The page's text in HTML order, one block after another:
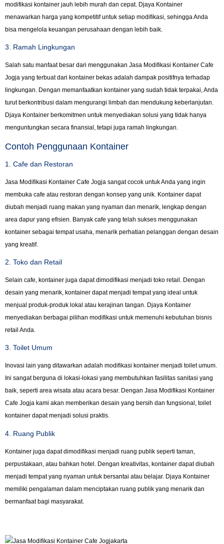
modifikasi kontainer jauh lebih murah dan cepat. Djaya Kontainer
menawarkan harga yang kompetitif untuk setiap modifikasi, sehingga Anda
bisa mengelola keuangan perusahaan dengan lebih baik.
3. Ramah Lingkungan
Salah satu manfaat besar dari menggunakan Jasa Modifikasi Kontainer Cafe
Jogja yang terbuat dari kontainer bekas adalah dampak positifnya terhadap
lingkungan. Dengan memanfaatkan kontainer yang sudah tidak terpakai, Anda
turut berkontribusi dalam mengurangi limbah dan mendukung keberlanjutan.
Djaya Kontainer berkomitmen untuk menyediakan solusi yang tidak hanya
menguntungkan secara finansial, tetapi juga ramah lingkungan.
Contoh Penggunaan Kontainer
1. Cafe dan Restoran
Jasa Modifikasi Kontainer Cafe Jogja sangat cocok untuk Anda yang ingin
membuka cafe atau restoran dengan konsep yang unik. Kontainer dapat
diubah menjadi ruang makan yang nyaman dan menarik, lengkap dengan
area dapur yang efisien. Banyak cafe yang telah sukses menggunakan
kontainer sebagai tempat usaha, menarik perhatian pelanggan dengan desain
yang kreatif.
2. Toko dan Retail
Selain cafe, kontainer juga dapat dimodifikasi menjadi toko retail. Dengan
desain yang menarik, kontainer dapat menjadi tempat yang ideal untuk
menjual produk-produk lokal atau kerajinan tangan. Djaya Kontainer
menyediakan berbagai pilihan modifikasi untuk memenuhi kebutuhan bisnis
retail Anda.
3. Toilet Umum
Inovasi lain yang ditawarkan adalah modifikasi kontainer menjadi toilet umum.
Ini sangat berguna di lokasi-lokasi yang membutuhkan fasilitas sanitasi yang
baik, seperti area wisata atau acara besar. Dengan Jasa Modifikasi Kontainer
Cafe Jogja kami akan memberikan desain yang bersih dan fungsional, toilet
kontainer dapat menjadi solusi praktis.
4. Ruang Publik
Kontainer juga dapat dimodifikasi menjadi ruang publik seperti taman,
perpustakaan, atau bahkan hotel. Dengan kreativitas, kontainer dapat diubah
menjadi tempat yang nyaman untuk bersantai atau belajar. Djaya Kontainer
memiliki pengalaman dalam menciptakan ruang publik yang menarik dan
bermanfaat bagi masyarakat.